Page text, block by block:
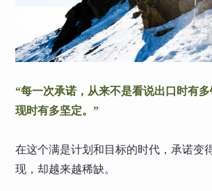
“每一次承诺，从来不是看说出口时有
现时有多坚定。”
在这个满是计划和目标的时代，承诺变
现，却越来越稀缺。